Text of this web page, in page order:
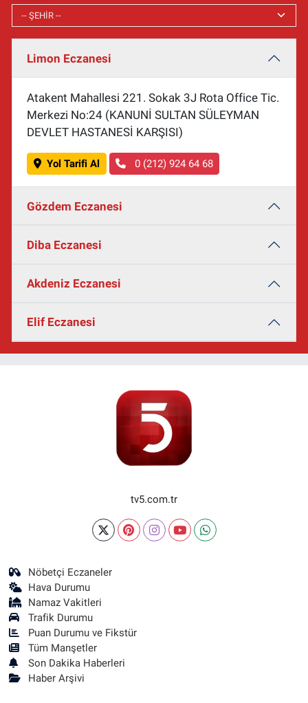
Limon Eczanesi
Atakent Mahallesi 221. Sokak 3J Rota Office Tic.
Merkezi No:24 (KANUNİ SULTAN SÜLEYMAN
DEVLET HASTANESİ KARŞISI)
Yol Tarifi Al 0 (212) 924 64 68
Gözdem Eczanesi
Diba Eczanesi
Akdeniz Eczanesi
Elif Eczanesi
tv5.com.tr
Nöbetçi Eczaneler
Hava Durumu
Namaz Vakitleri
Trafik Durumu
Puan Durumu ve Fikstür
Tüm Manşetler
Son Dakika Haberleri
Haber Arşivi